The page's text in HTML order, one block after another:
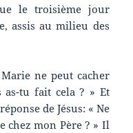
le troisième jour
assis au milieu des
ne peut cacher
tu fait cela ? » Et
de Jésus: « Ne
chez mon Père ? » Il